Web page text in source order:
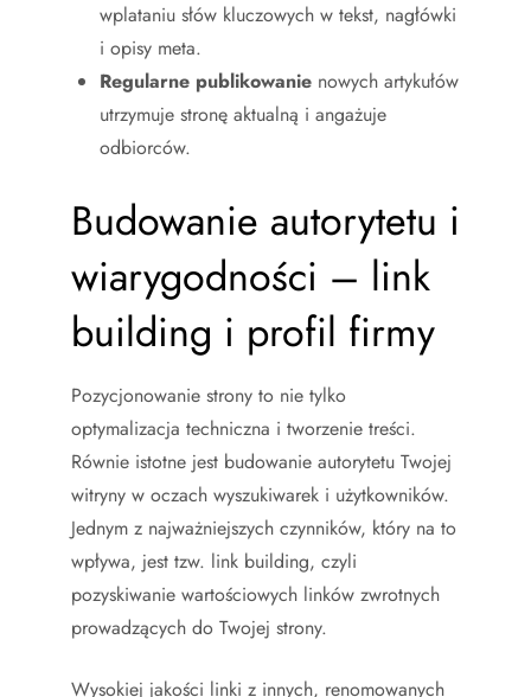
wplataniu słów kluczowych w tekst, nagłówki
i opisy meta.
Regularne publikowanie nowych artykułów
utrzymuje stronę aktualną i angażuje
odbiorców.
Budowanie autorytetu i
wiarygodności – link
building i profil firmy
Pozycjonowanie strony to nie tylko
optymalizacja techniczna i tworzenie treści.
Równie istotne jest budowanie autorytetu Twojej
witryny w oczach wyszukiwarek i użytkowników.
Jednym z najważniejszych czynników, który na to
wpływa, jest tzw. link building, czyli
pozyskiwanie wartościowych linków zwrotnych
prowadzących do Twojej strony.
Wysokiej jakości linki z innych, renomowanych